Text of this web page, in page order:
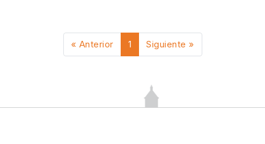
« Anterior 1 Siguiente »